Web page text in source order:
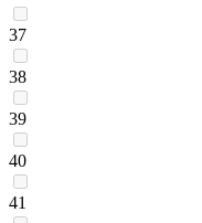
37
38
39
40
41